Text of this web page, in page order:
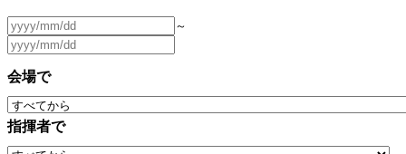
～
会場で
指揮者で